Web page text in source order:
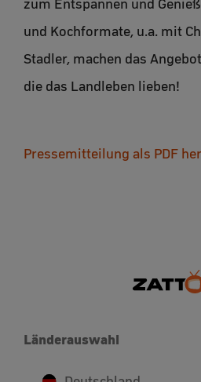
zum Entspannen und
und Kochformate, u.a. mit
Stadler, machen das
die das Landleben lieben!
Pressemitteilung als PDF
Länderauswahl